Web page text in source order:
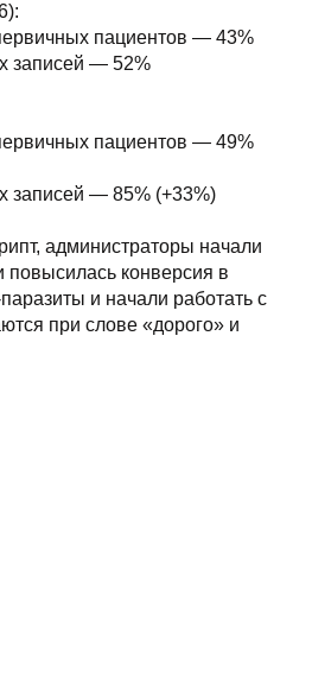
пациентов — 43%
записей — 52%
пациентов — 49%
записей — 85% (+33%)
администраторы начали
повысилась конверсия в
и начали работать с
при слове «дорого» и